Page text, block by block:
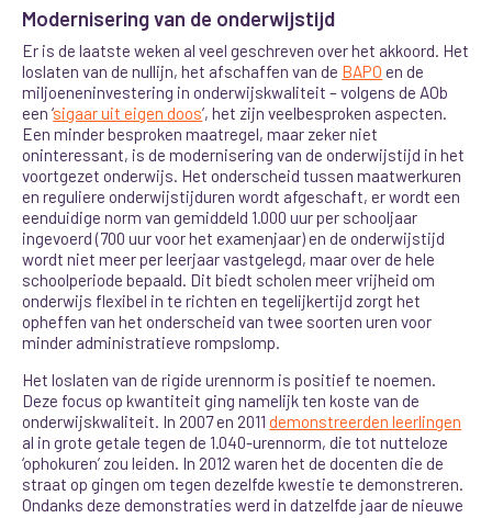
Modernisering van de onderwijstijd
Er is de laatste weken al veel geschreven over het akkoord. Het
loslaten van de nullijn, het afschaffen van de BAPO en de
miljoeneninvestering in onderwijskwaliteit – volgens de AOb
een ‘sigaar uit eigen doos’, het zijn veelbesproken aspecten.
Een minder besproken maatregel, maar zeker niet
oninteressant, is de modernisering van de onderwijstijd in het
voortgezet onderwijs. Het onderscheid tussen maatwerkuren
en reguliere onderwijstijduren wordt afgeschaft, er wordt een
eenduidige norm van gemiddeld 1.000 uur per schooljaar
ingevoerd (700 uur voor het examenjaar) en de onderwijstijd
wordt niet meer per leerjaar vastgelegd, maar over de hele
schoolperiode bepaald. Dit biedt scholen meer vrijheid om
onderwijs flexibel in te richten en tegelijkertijd zorgt het
opheffen van het onderscheid van twee soorten uren voor
minder administratieve rompslomp.
Het loslaten van de rigide urennorm is positief te noemen.
Deze focus op kwantiteit ging namelijk ten koste van de
onderwijskwaliteit. In 2007 en 2011demonstreerden leerlingen
al in grote getale tegen de 1.040-urennorm, die tot nutteloze
‘ophokuren’ zou leiden. In 2012 waren het de docenten die de
straat op gingen om tegen dezelfde kwestie te demonstreren.
Ondanks deze demonstraties werd in datzelfde jaar de nieuwe